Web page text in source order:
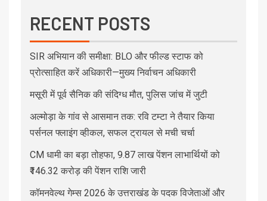
RECENT POSTS
SIR अभियान की समीक्षा: BLO और फील्ड स्टाफ को
प्रोत्साहित करें अधिकारी—मुख्य निर्वाचन अधिकारी
मसूरी में पूर्व सैनिक की संदिग्ध मौत, पुलिस जांच में जुटी
अल्मोड़ा के गांव से आसमान तक: रवि टम्टा ने तैयार किया
पर्सनल फ्लाइंग व्हीकल, सफल ट्रायल से मची चर्चा
CM धामी का बड़ा तोहफा, 9.87 लाख पेंशन लाभार्थियों को
₹146.32 करोड़ की पेंशन राशि जारी
कॉमनवेल्थ गेम्स 2026 के उत्तराखंड के पदक विजेताओं और